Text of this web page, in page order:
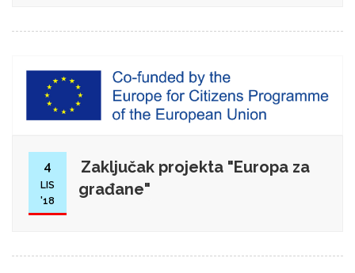
4
LIS
'18
Zaključak projekta "Europa za
građane"